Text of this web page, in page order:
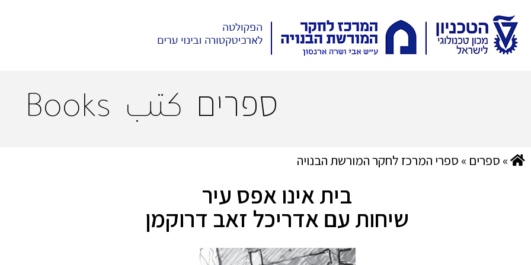
ספרים كتب Books
» ספרים » ספרי המרכז לחקר המורשת הבנויה
בית אינו אפס עיר
שיחות עם אדריכל זאב דרוקמן